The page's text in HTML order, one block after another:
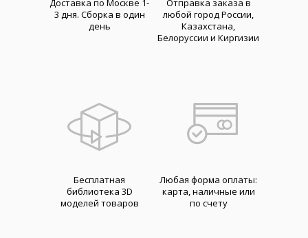
Доставка по Москве 1-
3 дня. Cборка в один
день
Отправка заказа в
любой город России,
Казахстана,
Белоруссии и Киргизии
Бесплатная
библиотека 3D
моделей товаров
Любая форма оплаты:
карта, наличные или
по счету